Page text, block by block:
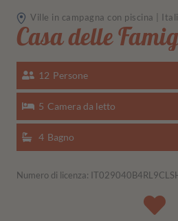
Ville in campagna con piscina |
Casa delle
Persone
12
Camera da letto
5
Bagno
4
Numero di licenza: